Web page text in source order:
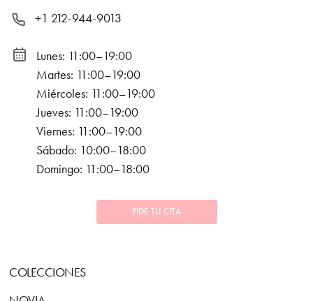
+1 212-944-9013
Lunes: 11:00–19:00
Martes: 11:00–19:00
Miércoles: 11:00–19:00
Jueves: 11:00–19:00
Viernes: 11:00–19:00
Sábado: 10:00–18:00
Domingo: 11:00–18:00
PIDE TU CITA
COLECCIONES